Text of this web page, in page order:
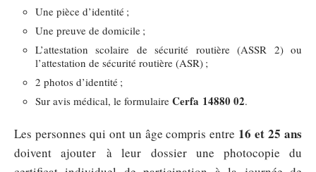
Une pièce d’identité ;
Une preuve de domicile ;
L’attestation scolaire de sécurité routière (ASSR 2) ou
l’attestation de sécurité routière (ASR) ;
2 photos d’identité ;
Sur avis médical, le formulaire Cerfa 14880 02.
Les personnes qui ont un âge compris entre 16 et 25 ans
doivent ajouter à leur dossier une photocopie du